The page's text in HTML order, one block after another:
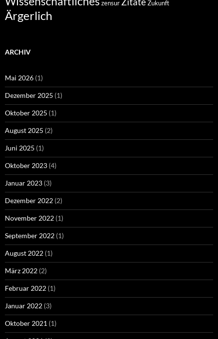
zensur Zukunft
Ärgerlich
ARCHIV
Mai 2026 (1)
Dezember 2025 (1)
Oktober 2025 (1)
August 2025 (2)
Juni 2025 (1)
Oktober 2023 (4)
Januar 2023 (3)
Dezember 2022 (2)
November 2022 (1)
September 2022 (1)
August 2022 (1)
März 2022 (2)
Februar 2022 (1)
Januar 2022 (3)
Oktober 2021 (1)